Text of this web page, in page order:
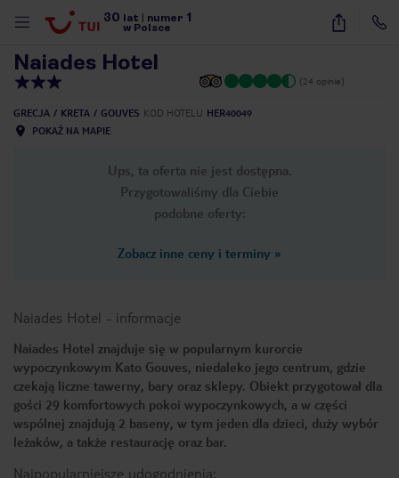
30 lat numer 1
w Polsce
18
Naiades Hotel
(24 opinie)
GRECJA KRETA GOUVES KOD HOTELU HER40049
POKAŻ NA MAPIE
Ups, ta oferta nie jest dostępna.
Przygotowaliśmy dla Ciebie
podobne oferty:
Zobacz inne ceny i terminy »
Naiades Hotel - informacje
Naiades Hotel znajduje się w popularnym kurorcie
wypoczynkowym Kato Gouves, niedaleko jego centrum, gdzie
czekają liczne tawerny, bary oraz sklepy. Obiekt przygotował dla
gości 29 komfortowych pokoi wypoczynkowych, a w części
wspólnej znajdują 2 baseny, w tym jeden dla dzieci, duży wybór
leżaków, a także restaurację oraz bar.
Najpopularniejsze udogodnienia: